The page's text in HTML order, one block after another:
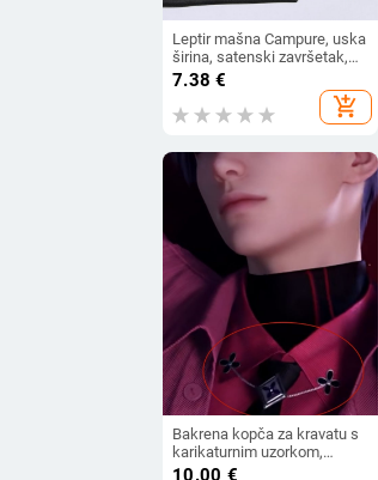
Leptir mašna Campure, uska
širina, satenski završetak,
najlon vlakno, monohromni
7.38 €
add_shopping_cart
Bakrena kopča za kravatu s
karikaturnim uzorkom,
unisex moderni
10.00 €